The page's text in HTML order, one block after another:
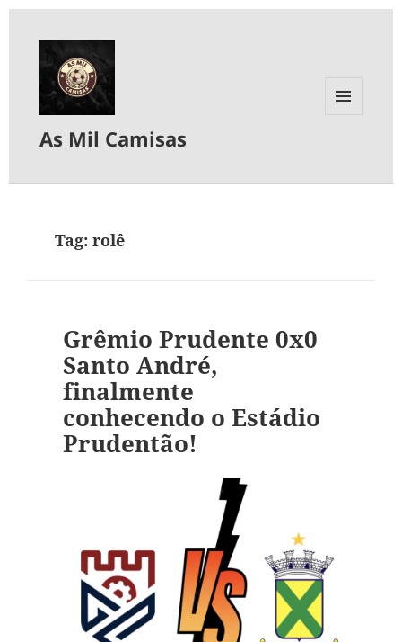
As Mil Camisas
Tag:rolê
Grêmio Prudente 0x0
Santo André,
finalmente
conhecendo o Estádio
Prudentão!